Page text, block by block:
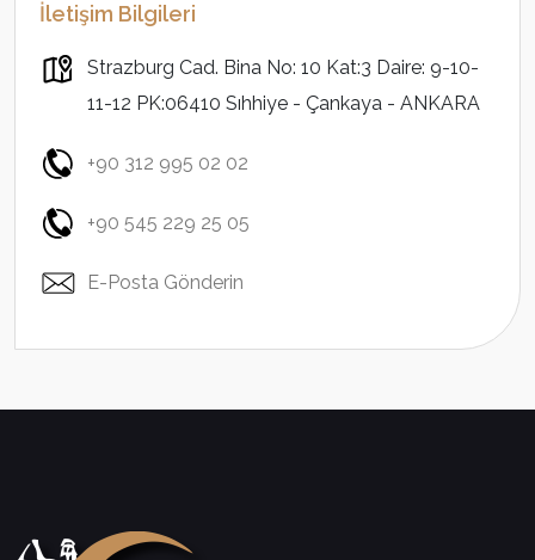
İletişim Bilgileri
Strazburg Cad. Bina No: 10 Kat:3 Daire: 9-10-
11-12 PK:06410 Sıhhiye - Çankaya - ANKARA
+90 312 995 02 02
+90 545 229 25 05
E-Posta Gönderin